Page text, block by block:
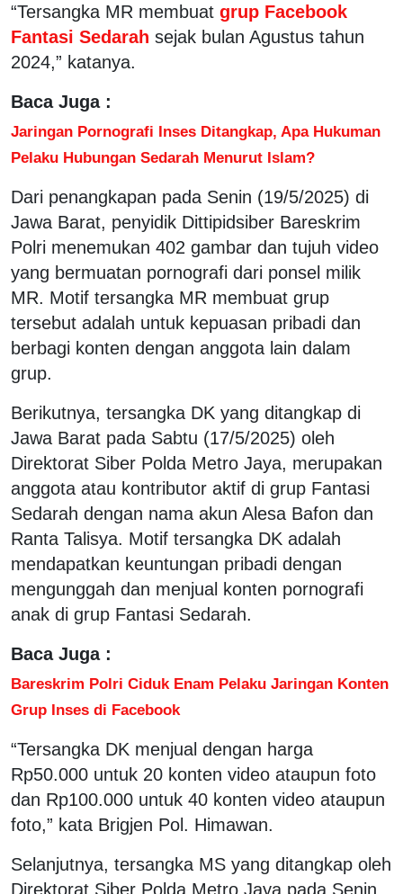
“Tersangka MR membuat grup Facebook
Fantasi Sedarah sejak bulan Agustus tahun
2024,” katanya.
Baca Juga :
Jaringan Pornografi Inses Ditangkap, Apa Hukuman
Pelaku Hubungan Sedarah Menurut Islam?
Dari penangkapan pada Senin (19/5/2025) di
Jawa Barat, penyidik Dittipidsiber Bareskrim
Polri menemukan 402 gambar dan tujuh video
yang bermuatan pornografi dari ponsel milik
MR. Motif tersangka MR membuat grup
tersebut adalah untuk kepuasan pribadi dan
berbagi konten dengan anggota lain dalam
grup.
Berikutnya, tersangka DK yang ditangkap di
Jawa Barat pada Sabtu (17/5/2025) oleh
Direktorat Siber Polda Metro Jaya, merupakan
anggota atau kontributor aktif di grup Fantasi
Sedarah dengan nama akun Alesa Bafon dan
Ranta Talisya. Motif tersangka DK adalah
mendapatkan keuntungan pribadi dengan
mengunggah dan menjual konten pornografi
anak di grup Fantasi Sedarah.
Baca Juga :
Bareskrim Polri Ciduk Enam Pelaku Jaringan Konten
Grup Inses di Facebook
“Tersangka DK menjual dengan harga
Rp50.000 untuk 20 konten video ataupun foto
dan Rp100.000 untuk 40 konten video ataupun
foto,” kata Brigjen Pol. Himawan.
Selanjutnya, tersangka MS yang ditangkap oleh
Direktorat Siber Polda Metro Jaya pada Senin